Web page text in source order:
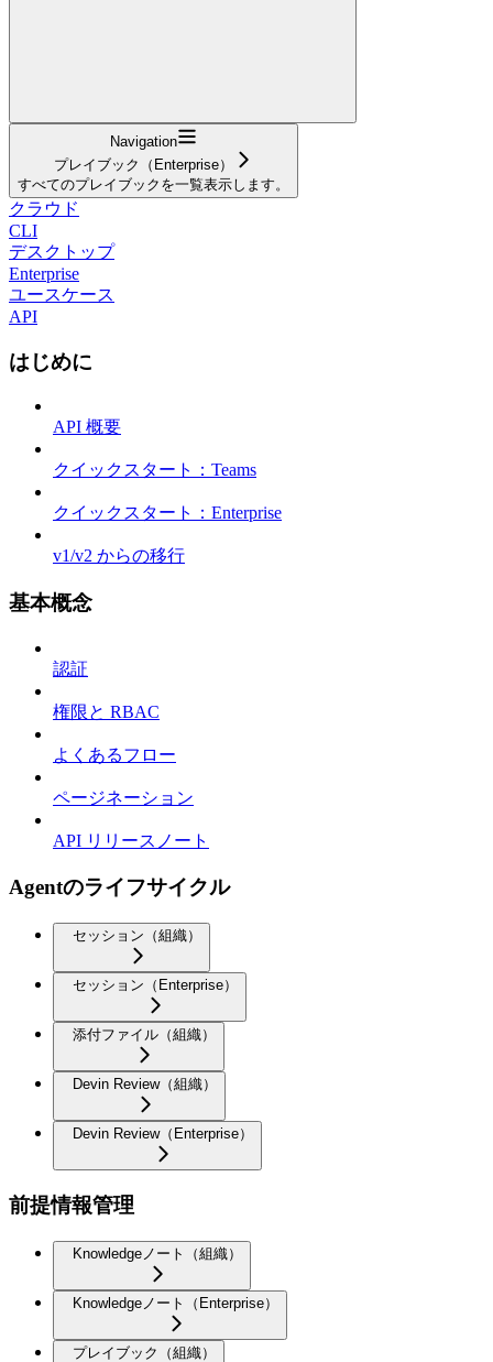
Navigation
プレイブック（Enterprise）
すべてのプレイブックを一覧表示します。
クラウド
CLI
デスクトップ
Enterprise
ユースケース
API
はじめに
API 概要
クイックスタート：Teams
クイックスタート：Enterprise
v1/v2 からの移行
基本概念
認証
権限と RBAC
よくあるフロー
ページネーション
API リリースノート
Agentのライフサイクル
セッション（組織）
セッション（Enterprise）
添付ファイル（組織）
Devin Review（組織）
Devin Review（Enterprise）
前提情報管理
Knowledgeノート（組織）
Knowledgeノート（Enterprise）
プレイブック（組織）